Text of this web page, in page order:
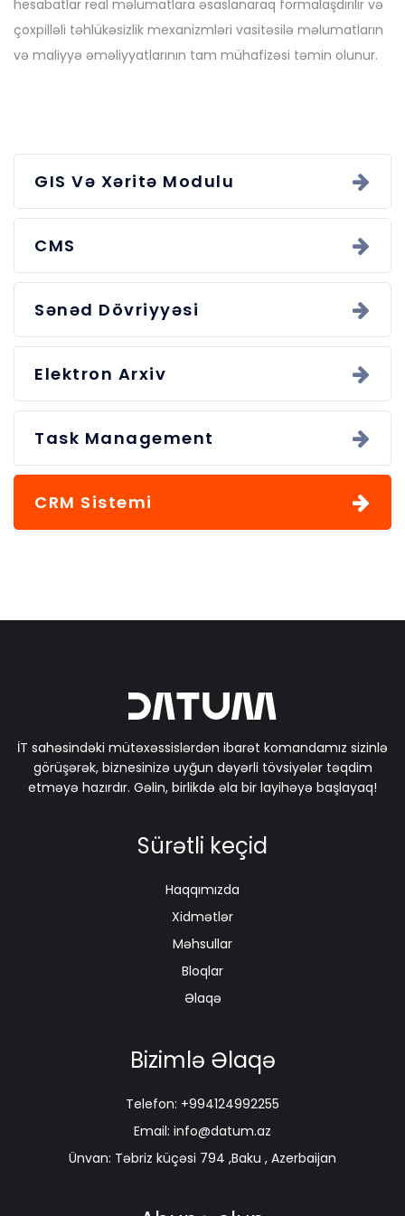
hesabatlar real məlumatlara əsaslanaraq formalaşdırılır və
çoxpilləli təhlükəsizlik mexanizmləri vasitəsilə məlumatların
və maliyyə əməliyyatlarının tam mühafizəsi təmin olunur.
GIS Və Xəritə Modulu
CMS
Sənəd Dövriyyəsi
Elektron Arxiv
Task Management
CRM Sistemi
İT sahəsindəki mütəxəssislərdən ibarət komandamız sizinlə
görüşərək, biznesinizə uyğun dəyərli tövsiyələr təqdim
etməyə hazırdır. Gəlin, birlikdə əla bir layihəyə başlayaq!
Sürətli keçid
Haqqımızda
Xidmətlər
Məhsullar
Bloqlar
Əlaqə
Bizimlə Əlaqə
Telefon: +994124992255
Email: info@datum.az
Ünvan: Təbriz küçəsi 794 ,Baku , Azerbaijan